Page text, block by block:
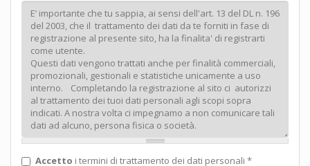
Accetto i termini di trattamento dei dati personali *